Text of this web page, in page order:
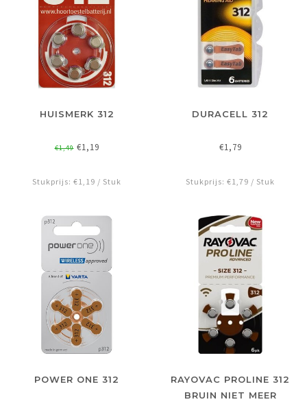
HUISMERK 312
€1,49€1,19
Stukprijs: €1,19 / Stuk
DURACELL 312
€1,79
Stukprijs: €1,79 / Stuk
POWER ONE 312
RAYOVAC PROLINE 312
BRUIN NIET MEER